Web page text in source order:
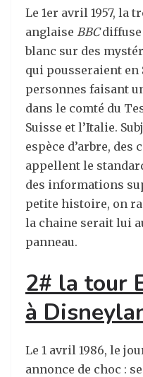
Le 1er avril 1957, la
anglaise BBC
blanc sur des
qui pousseraient en
personnes faisant
dans le comté du
Suisse et l’Italie.
espèce d’arbre, des
appellent le
des informations
petite histoire, on
la chaine serait lui
panneau.
2# la tour
à
Le 1 avril 1986, le
annonce de choc :